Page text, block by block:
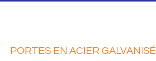
PORTES EN ACIER GALVANISÉ